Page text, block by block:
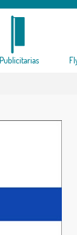
Publicitarias